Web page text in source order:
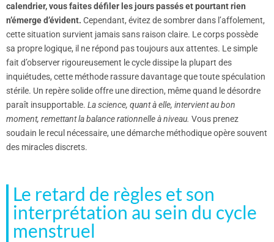
calendrier, vous faites défiler les jours passés et pourtant rien
n’émerge d’évident. Cependant, évitez de sombrer dans l’affolement,
cette situation survient jamais sans raison claire. Le corps possède
sa propre logique, il ne répond pas toujours aux attentes. Le simple
fait d’observer rigoureusement le cycle dissipe la plupart des
inquiétudes, cette méthode rassure davantage que toute spéculation
stérile. Un repère solide offre une direction, même quand le désordre
paraît insupportable. La science, quant à elle, intervient au bon
moment, remettant la balance rationnelle à niveau. Vous prenez
soudain le recul nécessaire, une démarche méthodique opère souvent
des miracles discrets.
Le retard de règles et son
interprétation au sein du cycle
menstruel